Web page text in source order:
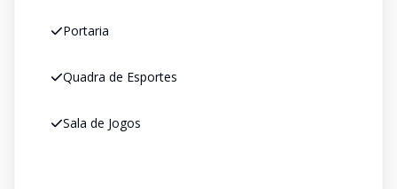
Portaria
Quadra de Esportes
Sala de Jogos